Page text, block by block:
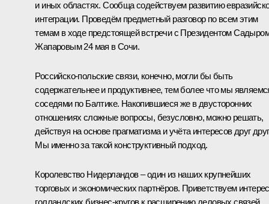
и иных областях. Сообща содействуем развитию
интеграции. Проведём предметный разговор по всем этим
темам в ходе предстоящей встречи с Президентом
Жапаровым 24 мая в Сочи.
Российско-польские связи, конечно, могли бы быть
содержательнее и продуктивнее, тем более что мы
соседями по Балтике. Накопившиеся же в двусторонних
отношениях сложные вопросы, безусловно, можно решать,
действуя на основе прагматизма и учёта интересов друг
Мы именно за такой конструктивный подход.
Королевство Нидерландов – один из наших крупнейших
торговых и экономических партнёров. Приветствуем интерес
голландских бизнес-кругов к расширению деловых связей